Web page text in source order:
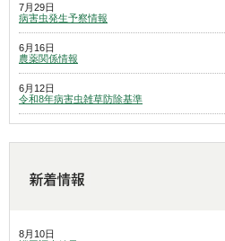
7月29日
病害虫発生予察情報
6月16日
農薬関係情報
6月12日
令和8年病害虫雑草防除基準
8月10日